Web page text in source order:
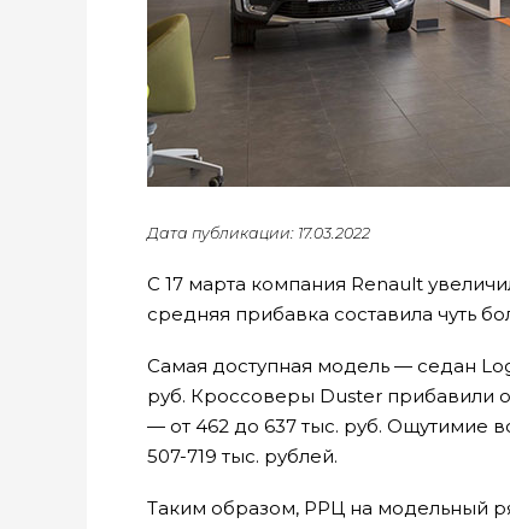
Дата публикации: 17.03.2022
С 17 марта компания Renault
средняя прибавка составила чуть
Самая доступная модель — седан
руб. Кроссоверы Duster прибавили
— от 462 до 637 тыс. руб. Ощутимие
507-719 тыс. рублей.
Таким образом, РРЦ на модельный